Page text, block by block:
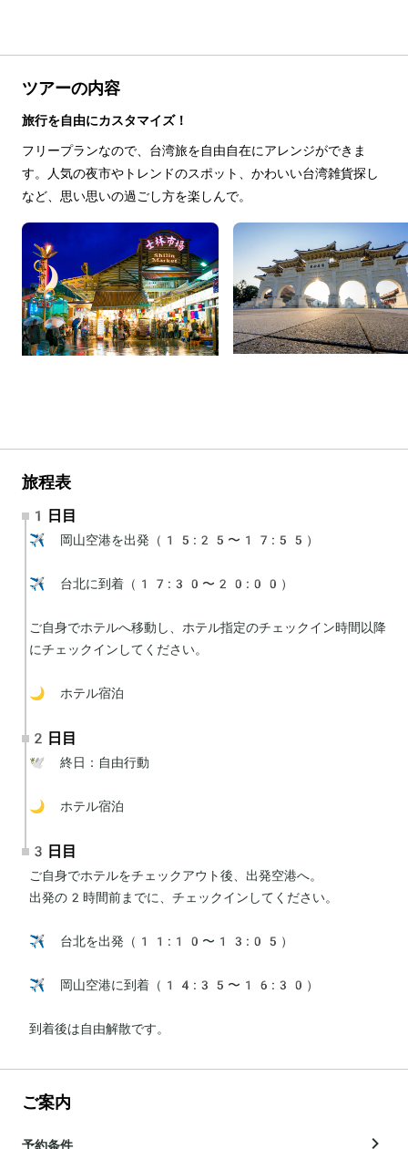
ツアーの内容
旅行を自由にカスタマイズ！
フリープランなので、台湾旅を自由自在にアレンジができま
す。人気の夜市やトレンドのスポット、かわいい台湾雑貨探し
など、思い思いの過ごし方を楽しんで。
旅程表
1日目
✈️ 岡山空港を出発（15:25〜17:55）
✈️ 台北に到着（17:30〜20:00）
ご自身でホテルへ移動し、ホテル指定のチェックイン時間以降
にチェックインしてください。
🌙 ホテル宿泊
2日目
🕊 終日：自由行動
🌙 ホテル宿泊
3日目
ご自身でホテルをチェックアウト後、出発空港へ。
出発の2時間前までに、チェックインしてください。
✈️ 台北を出発（11:10〜13:05）
✈️ 岡山空港に到着（14:35〜16:30）
到着後は自由解散です。
ご案内
予約条件